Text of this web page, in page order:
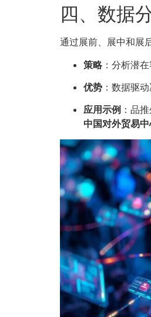
四、数据
通过展前、展中和展
策略：分析潜
优势 ：数据驱
应用示例 ：品
中国对外贸易